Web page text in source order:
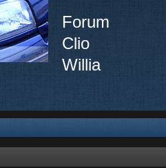
Forum
Clio
Willia